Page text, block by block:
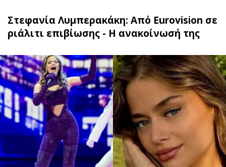
Στεφανία Λυμπερακάκη: Από Eurovision σε
ριάλιτι επιβίωσης - Η ανακοίνωσή της